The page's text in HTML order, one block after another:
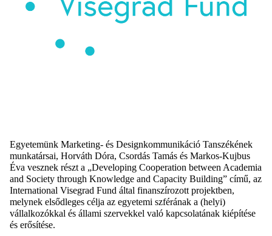
Egyetemünk Marketing- és Designkommunikáció Tanszékének
munkatársai, Horváth Dóra, Csordás Tamás és Markos-Kujbus
Éva vesznek részt a „Developing Cooperation between Academia
and Society through Knowledge and Capacity Building” című, az
International Visegrad Fund által finanszírozott projektben,
melynek elsődleges célja az egyetemi szférának a (helyi)
vállalkozókkal és állami szervekkel való kapcsolatának kiépítése
és erősítése.